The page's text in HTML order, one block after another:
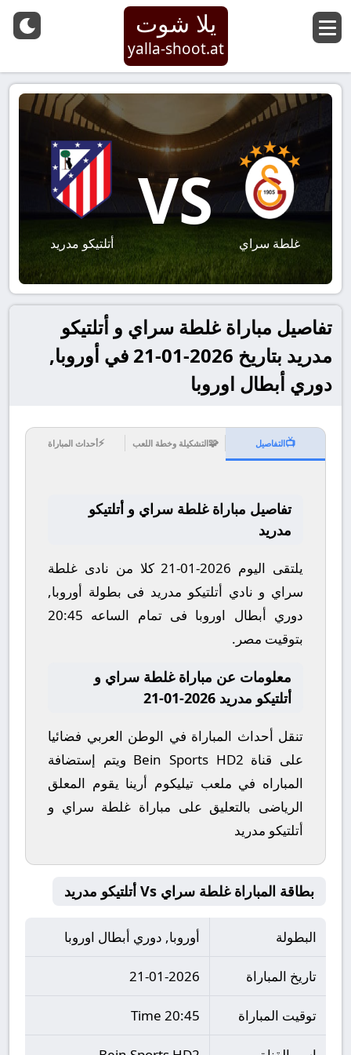
يلا شوت
yalla-shoot.at
غلطة سراي
VS
أتلتيكو مدريد
تفاصيل مباراة غلطة سراي و أتلتيكو
مدريد بتاريخ 2026-01-21 في أوروبا,
دوري أبطال اوروبا
📺التفاصيل 🧩التشكيلة وخطة اللعب ⚡أحداث المباراة
تفاصيل مباراة غلطة سراي و أتلتيكو
مدريد
يلتقى اليوم 2026-01-21 كلا من نادى غلطة
سراي و نادي أتلتيكو مدريد فى بطولة أوروبا,
دوري أبطال اوروبا فى تمام الساعه 20:45
بتوقيت مصر.
معلومات عن مباراة غلطة سراي و
أتلتيكو مدريد 2026-01-21
تنقل أحداث المباراة في الوطن العربي فضائيا
على قناة Bein Sports HD2 ويتم إستضافة
المباراه في ملعب تيليكوم أرينا يقوم المعلق
الرياضى بالتعليق على مباراة غلطة سراي و
أتلتيكو مدريد
بطاقة المباراة غلطة سراي Vs أتلتيكو مدريد
البطولة أوروبا, دوري أبطال اوروبا
تاريخ المباراة 21-01-2026
توقيت المباراة 20:45 Time